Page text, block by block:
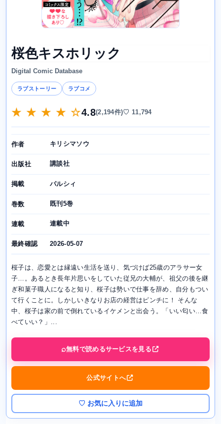
桜色キスホリック
Digital Comic Database
ラブストーリー ラブコメ
★ ★ ★ ★ ☆4.8(2,194件)♡ 11,794
作者 キリシマソウ
出版社 講談社
掲載 パルシィ
巻数 既刊5巻
連載 連載中
最終確認 2026-05-07
桜子は、恋愛とは縁遠い生活を送り、気づけば25歳のアラサー女
子…。あるとき長年片思いをしていた従兄の大輔が、祖父の後を継
ぎ和菓子職人になると知り、桜子は勢いで仕事を辞め、自分もつい
て行くことに。しかしいきなりお店の経営はピンチに！ そんな
中、桜子は家の前で倒れているイケメンと出会う。「いい匂い…食
べていい？」...
無料で読めるサービスを見る
公式サイトへ
♡ お気に入りに追加